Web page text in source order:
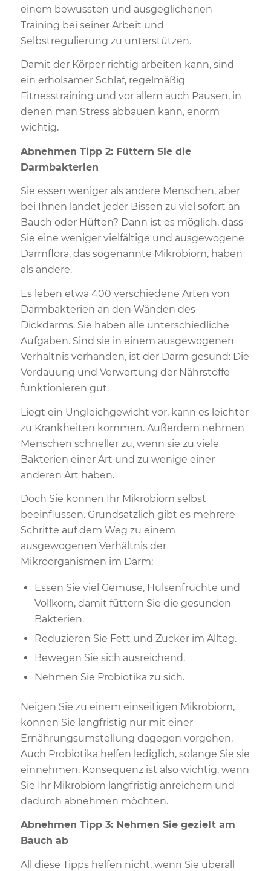
einem bewussten und ausgeglichenen
Training bei seiner Arbeit und
Selbstregulierung zu unterstützen.
Damit der Körper richtig arbeiten kann, sind
ein erholsamer Schlaf, regelmäßig
Fitnesstraining und vor allem auch Pausen, in
denen man Stress abbauen kann, enorm
wichtig.
Abnehmen Tipp 2: Füttern Sie die
Darmbakterien
Sie essen weniger als andere Menschen, aber
bei Ihnen landet jeder Bissen zu viel sofort an
Bauch oder Hüften? Dann ist es möglich, dass
Sie eine weniger vielfältige und ausgewogene
Darmflora, das sogenannte Mikrobiom, haben
als andere.
Es leben etwa 400 verschiedene Arten von
Darmbakterien an den Wänden des
Dickdarms. Sie haben alle unterschiedliche
Aufgaben. Sind sie in einem ausgewogenen
Verhältnis vorhanden, ist der Darm gesund: Die
Verdauung und Verwertung der Nährstoffe
funktionieren gut.
Liegt ein Ungleichgewicht vor, kann es leichter
zu Krankheiten kommen. Außerdem nehmen
Menschen schneller zu, wenn sie zu viele
Bakterien einer Art und zu wenige einer
anderen Art haben.
Doch Sie können Ihr Mikrobiom selbst
beeinflussen. Grundsätzlich gibt es mehrere
Schritte auf dem Weg zu einem
ausgewogenen Verhältnis der
Mikroorganismen im Darm:
Essen Sie viel Gemüse, Hülsenfrüchte und
Vollkorn, damit füttern Sie die gesunden
Bakterien.
Reduzieren Sie Fett und Zucker im Alltag.
Bewegen Sie sich ausreichend.
Nehmen Sie Probiotika zu sich.
Neigen Sie zu einem einseitigen Mikrobiom,
können Sie langfristig nur mit einer
Ernährungsumstellung dagegen vorgehen.
Auch Probiotika helfen lediglich, solange Sie sie
einnehmen. Konsequenz ist also wichtig, wenn
Sie Ihr Mikrobiom langfristig anreichern und
dadurch abnehmen möchten.
Abnehmen Tipp 3: Nehmen Sie gezielt am
Bauch ab
All diese Tipps helfen nicht, wenn Sie überall